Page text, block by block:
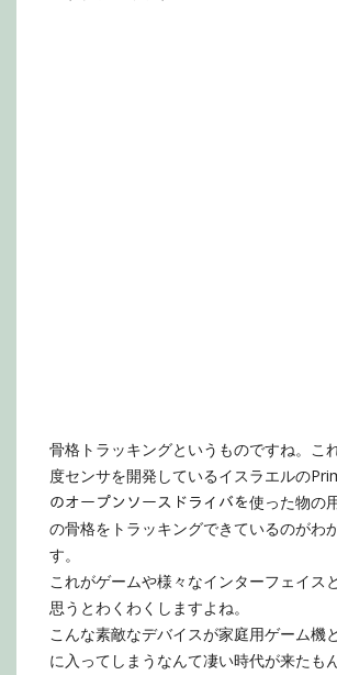
骨格トラッキングというものですね。こ
度センサを開発しているイスラエルの
のオープンソースドライバを使った物の
の骨格をトラッキングできているのがわ
す。
これがゲームや様々なインターフェイス
思うとわくわくしますよね。
こんな素敵なデバイスが家庭用ゲーム機
に入ってしまうなんて凄い時代が来たも